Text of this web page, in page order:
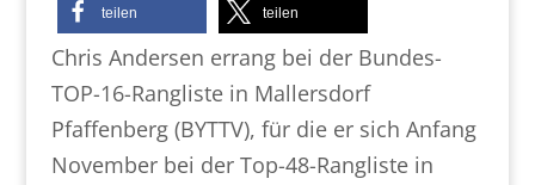
teilen teilen
Chris Andersen errang bei der Bundes-
TOP-16-Rangliste in Mallersdorf
Pfaffenberg (BYTTV), für die er sich Anfang
November bei der Top-48-Rangliste in